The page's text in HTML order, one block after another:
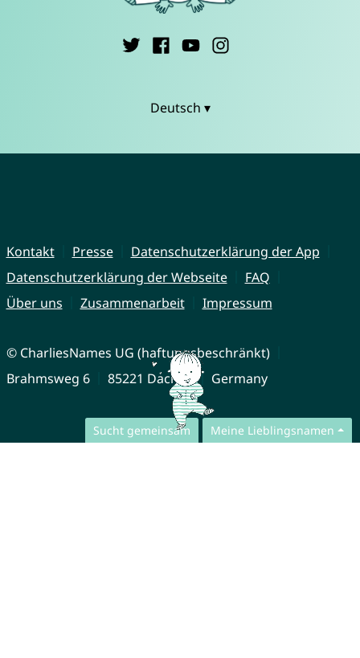
Sucht gemeinsam Meine Lieblingsnamen
Deutsch ▾
Kontakt Presse
Datenschutzerklärung der App
Datenschutzerklärung der Webseite
FAQ
Über uns
Zusammenarbeit Impressum
© CharliesNames UG (haftungsbeschränkt)
Brahmsweg 6
85221 Dachau Germany